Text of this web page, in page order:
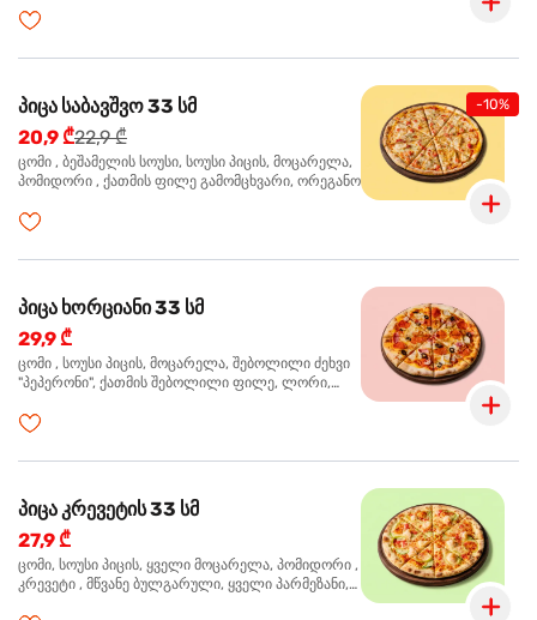
ორეგანო
-10%
პიცა საბავშვო 33 სმ
20,9 ₾22,9 ₾
ცომი , ბეშამელის სოუსი, სოუსი პიცის, მოცარელა,
პომიდორი , ქათმის ფილე გამომცხვარი, ორეგანო
პიცა ხორციანი 33 სმ
29,9 ₾
ცომი , სოუსი პიცის, მოცარელა, შებოლილი ძეხვი
"პეპერონი", ქათმის შებოლილი ფილე, ლორი,
პიცა კრევეტის 33 სმ
27,9 ₾
ცომი, სოუსი პიცის, ყველი მოცარელა, პომიდორი ,
კრევეტი , მწვანე ბულგარული, ყველი პარმეზანი,